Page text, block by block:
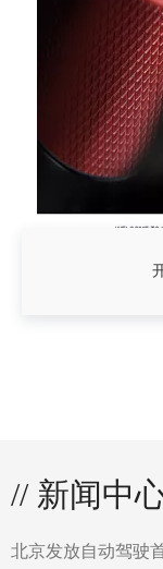
// 新闻中
北京发放自动驾驶